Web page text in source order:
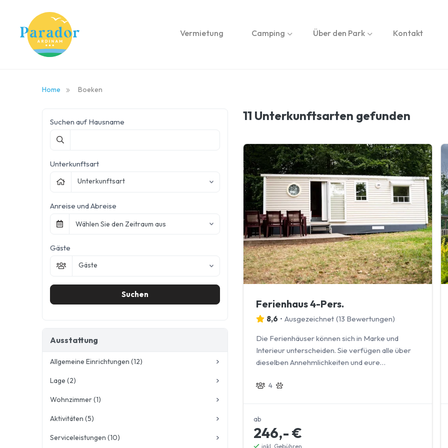
Vermietung Camping Über den Park Kontakt
Home Boeken
Suchen auf Hausname
Unterkunftsart
Unterkunftsart
Anreise und Abreise
Wählen Sie den Zeitraum aus
Gäste
Gäste
Suchen
Ausstattung
Allgemeine Einrichtungen (12)
Heizung
2
Rezeption
Schwimmbad
7
Strom verfügbar
3
Lage (2)
In einem Waldgebiet
2
In einem Dorf
Wohnzimmer (1)
Sitzecke 1
Aktivitäten (5)
Fahrradwege
2
Serviceleistungen (10)
11 Unterkunftsarten gefunden
Ferienhaus 4-Pers.
8,6 • Ausgezeichnet (13 Bewertungen)
Die Ferienhäuser können sich in Marke und
Interieur unterscheiden. Sie verfügen alle über
dieselben Annehmlichkeiten und eure
4
ab
246,- €
inkl. Gebühren